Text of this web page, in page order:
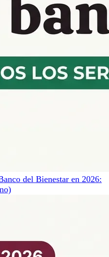
del Bienestar en 2026: